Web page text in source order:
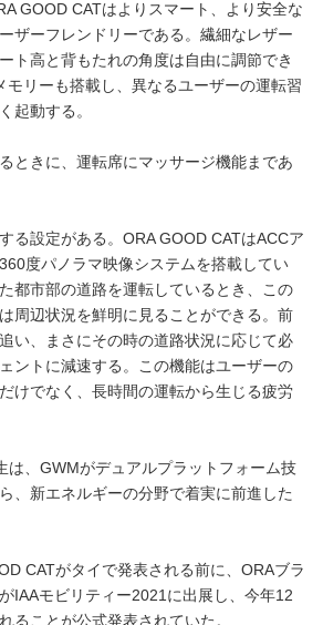
GOOD CATはよりスマート、より安全な
ザーフレンドリーである。繊細なレザー
ト高と背もたれの角度は自由に調節でき
モリーも搭載し、異なるユーザーの運転習
起動する。
ときに、運転席にマッサージ機能まであ
る設定がある。ORA GOOD CATはACCア
度パノラマ映像システムを搭載してい
都市部の道路を運転しているとき、この
周辺状況を鮮明に見ることができる。前
い、まさにその時の道路状況に応じて必
ントに減速する。この機能はユーザーの
けでなく、長時間の運転から生じる疲労
は、GWMがデュアルプラットフォーム技
、新エネルギーの分野で着実に前進した
CATがタイで発表される前に、ORAブラ
IAAモビリティー2021に出展し、今年12
ることが公式発表されていた。